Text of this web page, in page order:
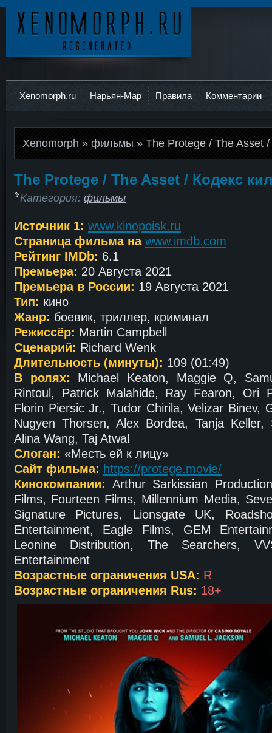
Xenomorph.ru Нарьян-Мар Правила Комментарии
Xenomorph » фильмы » The Protege / The Asset
The Protege / The Asset / Кодекс
Категория: фильмы
Источник 1: www.kinopoisk.ru
Страница фильма на www.imdb.com
Рейтинг IMDb: 6.1
Премьера: 20 Августа 2021
Премьера в России: 19 Августа 2021
Тип: кино
Жанр: боевик, триллер, криминал
Режиссёр: Martin Campbell
Сценарий: Richard Wenk
Длительность (минуты): 109 (01:49)
В ролях: Michael Keaton, Maggie Q,
Rintoul, Patrick Malahide, Ray Fearon, Ori
Florin Piersic Jr., Tudor Chirila, Velizar Binev,
Nugyen Thorsen, Alex Bordea, Tanja
Alina Wang, Taj Atwal
Слоган: «Месть ей к лицу»
Сайт фильма: https://protege.movie/
Кинокомпании: Arthur Sarkissian
Films, Fourteen Films, Millennium Media,
Signature Pictures, Lionsgate UK,
Entertainment, Eagle Films, GEM
Leonine Distribution, The Searchers,
Entertainment
Возрастные ограничения USA: R
Возрастные ограничения Rus: 18+